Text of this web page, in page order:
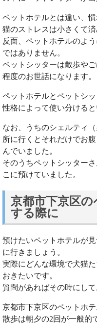
ペットホテルとは違い、
猫のストレスは小さくて済
反面、ペットホテルのよ
ではありません。
ペットシッターは散歩や
程度のお世話になります。
ペットホテルとペットシ
性格によって使い分けると
なお、うちのシェルティ
所に行くとそれだけでお
んでいました。
そのうちペットシッター
こに預けていました。
京都市下京区
する際に
預けたいペットホテルが
に行きましょう。
実際にどんな環境で犬猫
おきたいです。
質問があればその時にして
京都市下京区のペットホ
散歩は朝夕の2回が一般的